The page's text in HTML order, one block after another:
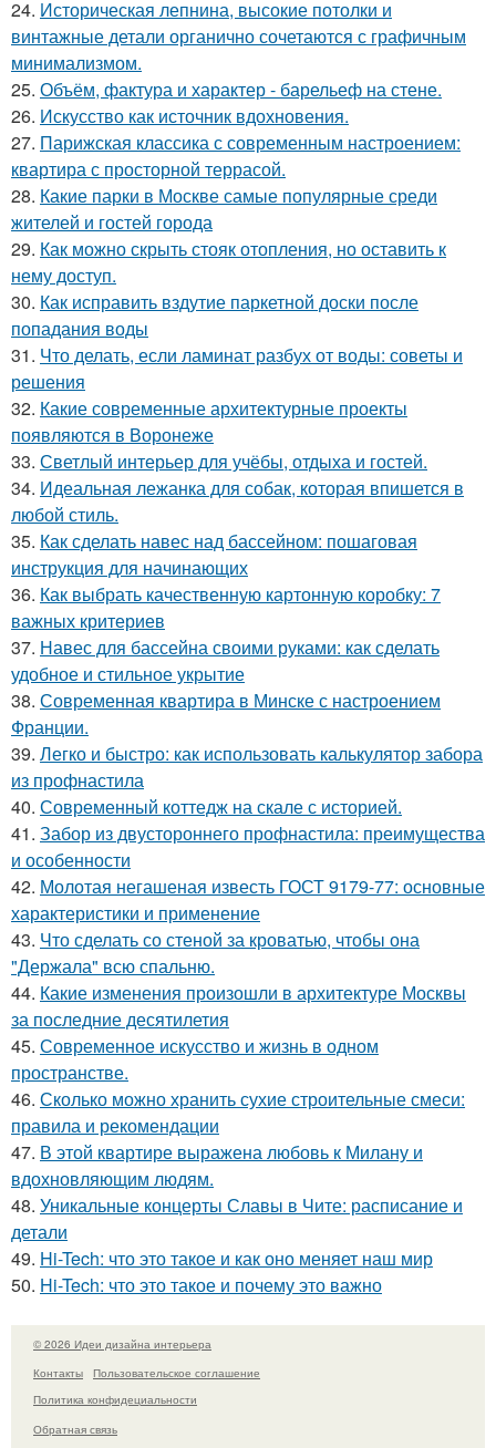
24. Историческая лепнина, высокие потолки и
винтажные детали органично сочетаются с графичным
минимализмом.
25. Объём, фактура и характер - барельеф на стене.
26. Искусство как источник вдохновения.
27. Парижская классика с современным настроением:
квартира с просторной террасой.
28. Какие парки в Москве самые популярные среди
жителей и гостей города
29. Как можно скрыть стояк отопления, но оставить к
нему доступ.
30. Как исправить вздутие паркетной доски после
попадания воды
31. Что делать, если ламинат разбух от воды: советы и
решения
32. Какие современные архитектурные проекты
появляются в Воронеже
33. Светлый интерьер для учёбы, отдыха и гостей.
34. Идеальная лежанка для собак, которая впишется в
любой стиль.
35. Как сделать навес над бассейном: пошаговая
инструкция для начинающих
36. Как выбрать качественную картонную коробку: 7
важных критериев
37. Навес для бассейна своими руками: как сделать
удобное и стильное укрытие
38. Современная квартира в Минске с настроением
Франции.
39. Легко и быстро: как использовать калькулятор забора
из профнастила
40. Современный коттедж на скале с историей.
41. Забор из двустороннего профнастила: преимущества
и особенности
42. Молотая негашеная известь ГОСТ 9179-77: основные
характеристики и применение
43. Что сделать со стеной за кроватью, чтобы она
"Держала" всю спальню.
44. Какие изменения произошли в архитектуре Москвы
за последние десятилетия
45. Современное искусство и жизнь в одном
пространстве.
46. Сколько можно хранить сухие строительные смеси:
правила и рекомендации
47. В этой квартире выражена любовь к Милану и
вдохновляющим людям.
48. Уникальные концерты Славы в Чите: расписание и
детали
49. Hi-Tech: что это такое и как оно меняет наш мир
50. Hi-Tech: что это такое и почему это важно
© 2026 Идеи дизайна интерьера
Контакты
Пользовательское соглашение
Политика конфидециальности
Обратная связь